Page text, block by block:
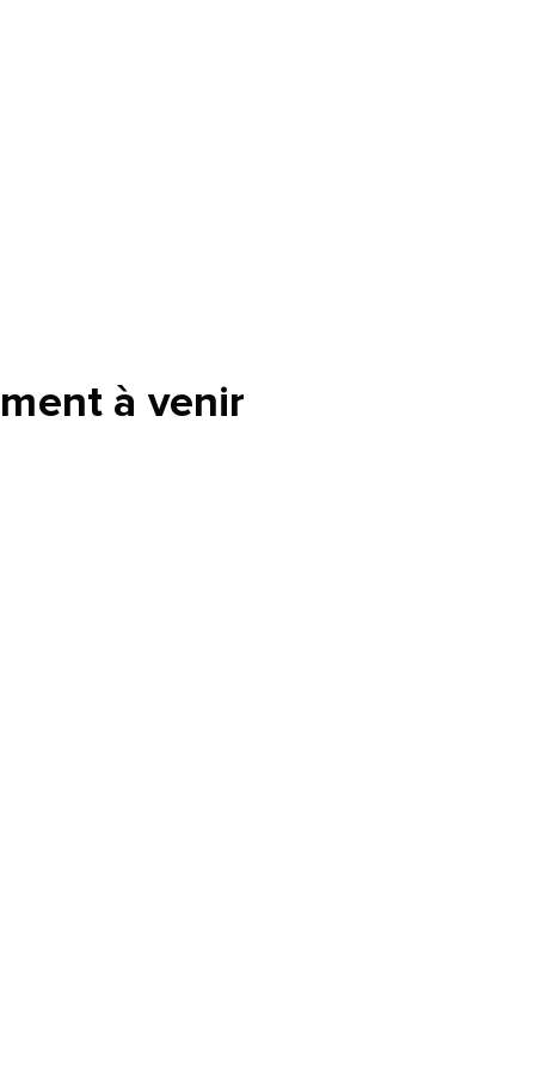
à venir